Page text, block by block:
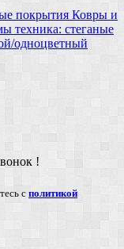
покрытия Ковры и
техника: стеганые
одноцветный
!
с политикой